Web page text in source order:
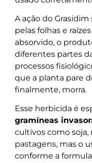
A ação do
pelas folhas e
absorvido, o
diferentes partes
processos
que a planta pare
finalmente, morra.
Esse herbicida é
gramíneas
cultivos como soja,
pastagens, mas o
conforme a